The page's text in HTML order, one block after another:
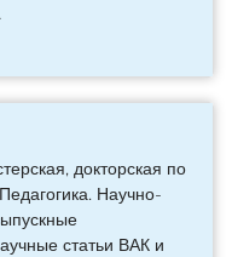
докторская по
Научно-
статьи ВАК и